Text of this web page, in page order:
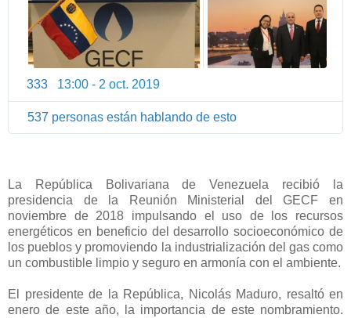
333 13:00 - 2 oct. 2019
n
o
c
i
ó
n
p
r
537 personas están hablando de esto
La República Bolivariana de Venezuela recibió la
presidencia de la Reunión Ministerial del GECF en
noviembre de 2018 impulsando el uso de los recursos
energéticos en beneficio del desarrollo socioeconómico de
los pueblos y promoviendo la industrialización del gas como
un combustible limpio y seguro en armonía con el ambiente.
El presidente de la República, Nicolás Maduro, resaltó en
enero de este año, la importancia de este nombramiento.